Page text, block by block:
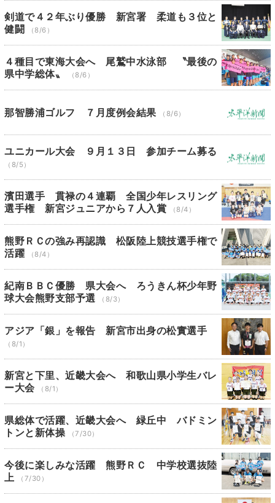
剣道で４２年ぶり優勝 新宮署 柔道も３位と
健闘
（8/6）
４種目で東海大会へ 尾鷲中水泳部 〝最後の
県中学総体〟
（8/6）
那智勝浦ゴルフ ７月度例会結果 （8/6）
ユニカール大会 ９月１３日 参加チーム募る
（8/5）
濱田選手 貫禄の４連覇 全国少年レスリング
選手権 新宮ジュニアから７人入賞
（8/4）
熊野ＲＣの強み再認識 松阪陸上競技選手権で
活躍
（8/4）
紀南ＢＢＣ優勝 県大会へ ろうきん杯少年野
球大会熊野支部予選
（8/3）
アジア「銀」を報告 新宮市出身の松實選手
（8/1）
新宮と下里、近畿大会へ 和歌山県小学生バレ
ー大会
（8/1）
県総体で活躍、近畿大会へ 緑丘中 バドミン
トンと新体操
（7/30）
今後に楽しみな活躍 熊野ＲＣ 中学校選抜陸
上
（7/30）